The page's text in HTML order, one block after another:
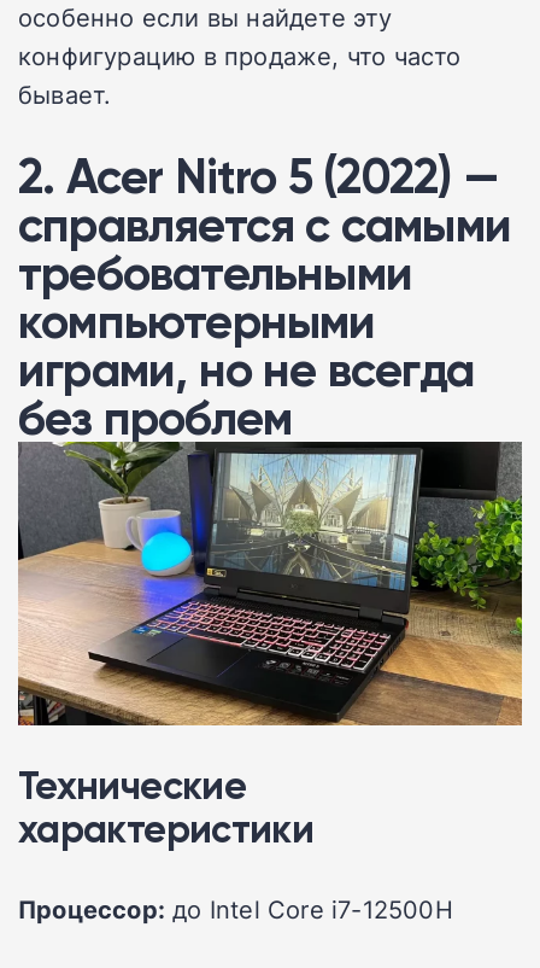
особенно если вы найдете эту
конфигурацию в продаже, что часто
бывает.
2. Acer Nitro 5 (2022) —
справляется с самыми
требовательными
компьютерными
играми, но не всегда
без проблем
Технические
характеристики
Процессор: до Intel Core i7-12500H